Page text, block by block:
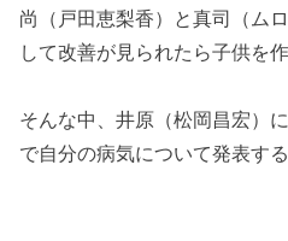
尚（戸田恵梨香）と真司（ム
して改善が見られたら子供を
そんな中、井原（松岡昌宏）
で自分の病気について発表す